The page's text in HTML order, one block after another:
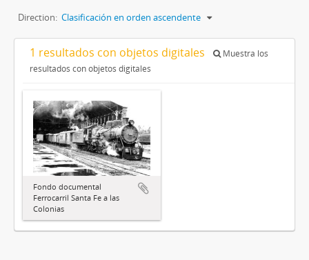
Direction: Clasificación en orden ascendente
1 resultados con objetos digitales
Muestra los
resultados con objetos digitales
Fondo documental
Ferrocarril Santa Fe a las
Colonias